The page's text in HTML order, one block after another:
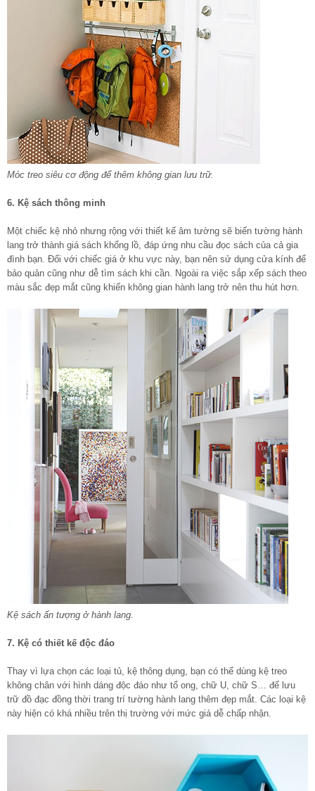
Móc treo siêu cơ động để thêm không gian lưu trữ.
6. Kệ sách thông minh
Một chiếc kệ nhỏ nhưng rộng với thiết kế âm tường sẽ biến tường hành
lang trở thành giá sách khổng lồ, đáp ứng nhu cầu đọc sách của cả gia
đình bạn. Đối với chiếc giá ở khu vực này, bạn nên sử dụng cửa kính để
bảo quản cũng như dễ tìm sách khi cần. Ngoài ra việc sắp xếp sách theo
màu sắc đẹp mắt cũng khiến không gian hành lang trở nên thu hút hơn.
Kệ sách ấn tượng ở hành lang.
7. Kệ có thiết kế độc đáo
Thay vì lựa chọn các loại tủ, kệ thông dụng, bạn có thể dùng kệ treo
không chân với hình dáng độc đáo như tổ ong, chữ U, chữ S… để lưu
trữ đồ đạc đồng thời trang trí tường hành lang thêm đẹp mắt. Các loại kệ
này hiện có khá nhiều trên thị trường với mức giá dễ chấp nhận.